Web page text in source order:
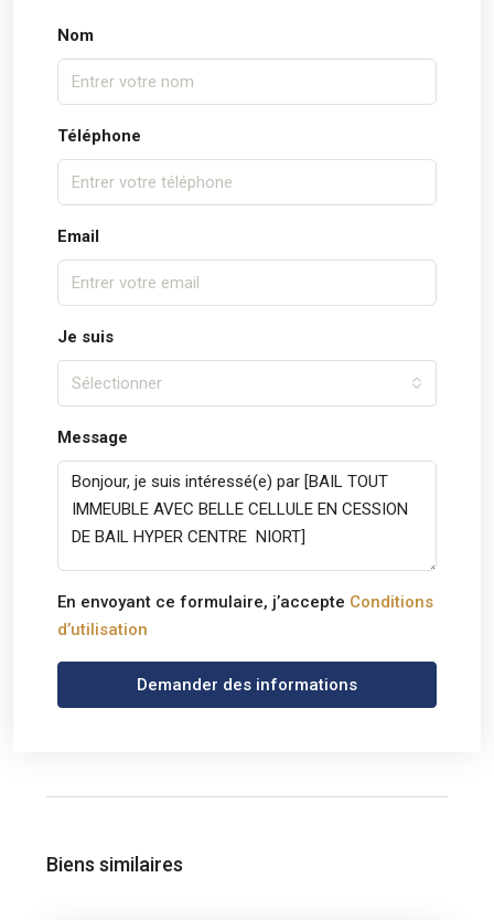
Nom
Téléphone
Email
Je suis
Sélectionner
Message
En envoyant ce formulaire, j’accepte Conditions
d’utilisation
Demander des informations
Biens similaires